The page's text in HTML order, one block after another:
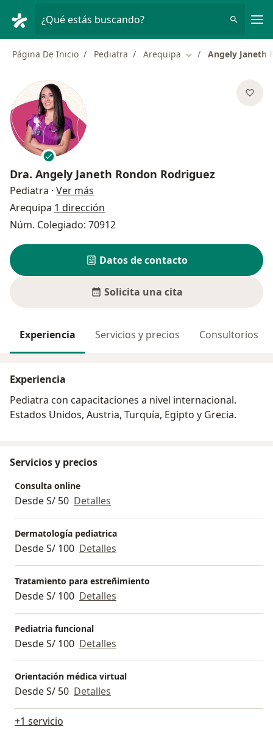
¿Qué estás buscando?
Página De Inicio Pediatra Arequipa Cambiar de ciudad
Angely Janeth
Dra. Angely Janeth Rondon Rodriguez
Pediatra · Ver más
Arequipa 1 dirección
Núm. Colegiado: 70912
Datos de contacto
Solicita una cita
Experiencia Servicios y precios Consultorios
Experiencia
Pediatra con capacitaciones a nivel internacional.
Estados Unidos, Austria, Turquía, Egipto y Grecia.
Servicios y precios
Consulta online
Desde S/ 50 Detalles
Dermatología pediatrica
Desde S/ 100 Detalles
Tratamiento para estreñimiento
Desde S/ 100 Detalles
Pediatria funcional
Desde S/ 100 Detalles
Orientación médica virtual
Desde S/ 50 Detalles
+1 servicio